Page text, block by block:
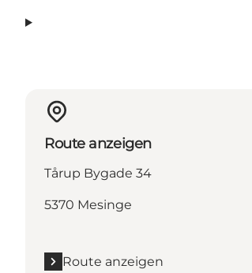
Route anzeigen
Tårup Bygade 34
5370 Mesinge
Route anzeigen